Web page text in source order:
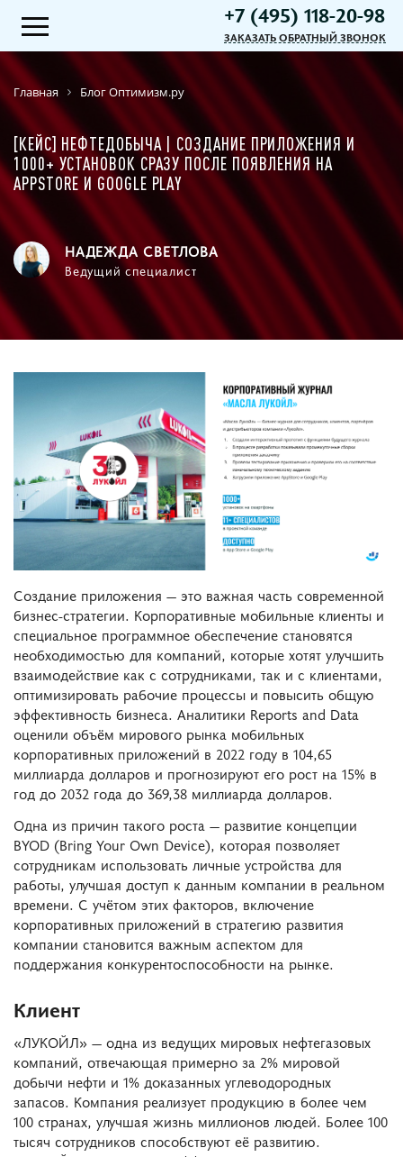
+7 (495) 118-20-98
ЗАКАЗАТЬ ОБРАТНЫЙ ЗВОНОК
Главная Блог Оптимизм.ру
[КЕЙС] НЕФТЕДОБЫЧА | СОЗДАНИЕ ПРИЛОЖЕНИЯ И
1000+ УСТАНОВОК СРАЗУ ПОСЛЕ ПОЯВЛЕНИЯ НА
APPSTORE И GOOGLE PLAY
НАДЕЖДА СВЕТЛОВА
Ведущий специалист
Создание приложения — это важная часть современной
бизнес-стратегии. Корпоративные мобильные клиенты и
специальное программное обеспечение становятся
необходимостью для компаний, которые хотят улучшить
взаимодействие как с сотрудниками, так и с клиентами,
оптимизировать рабочие процессы и повысить общую
эффективность бизнеса. Аналитики Reports and Data
оценили объём мирового рынка мобильных
корпоративных приложений в 2022 году в 104,65
миллиарда долларов и прогнозируют его рост на 15% в
год до 2032 года до 369,38 миллиарда долларов​​.
Одна из причин такого роста — развитие концепции
BYOD (Bring Your Own Device), которая позволяет
сотрудникам использовать личные устройства для
работы, улучшая доступ к данным компании в реальном
времени​​. С учётом этих факторов, включение
корпоративных приложений в стратегию развития
компании становится важным аспектом для
поддержания конкурентоспособности на рынке.
Клиент
«ЛУКОЙЛ» — одна из ведущих мировых нефтегазовых
компаний, отвечающая примерно за 2% мировой
добычи нефти и 1% доказанных углеводородных
запасов. Компания реализует продукцию в более чем
100 странах, улучшая жизнь миллионов людей. Более 100
тысяч сотрудников способствуют её развитию.